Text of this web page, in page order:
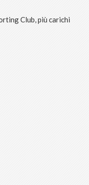
Club, più carichi